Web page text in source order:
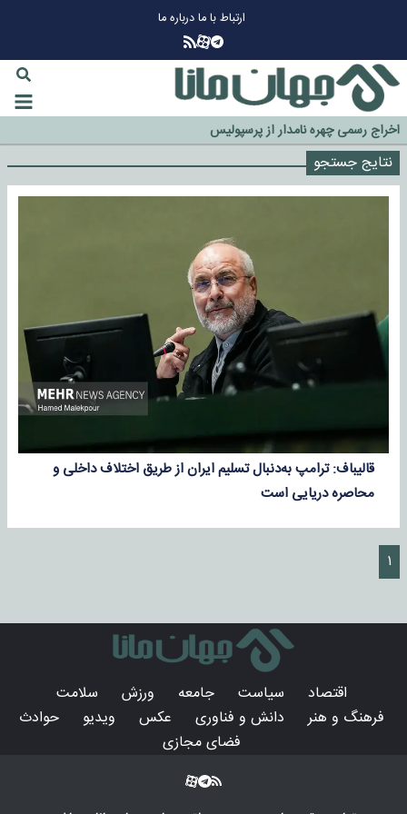
ارتباط با مادرباره ما
گزینه جدایی اوسمار روی میز مدیران پرسپولیس
آیا رئیس جمهور آمریکا قانون را دور می‌زند؟
اخراج رسمی چهره نامدار از پرسپولیس
سازمان اطلاعات سپاه: پروژه دولت ترامپ برای مهار چین، روسیه و اروپا شکست
خورد
نتایج جستجو
قالیباف: ترامپ به‌دنبال تسلیم ایران از طریق اختلاف داخلی و
محاصره دریایی است
۱
اقتصاد سیاست جامعه ورزش
سلامت
فرهنگ و هنر
دانش و فناوری عکس ویدیو
حوادث
فضای مجازی